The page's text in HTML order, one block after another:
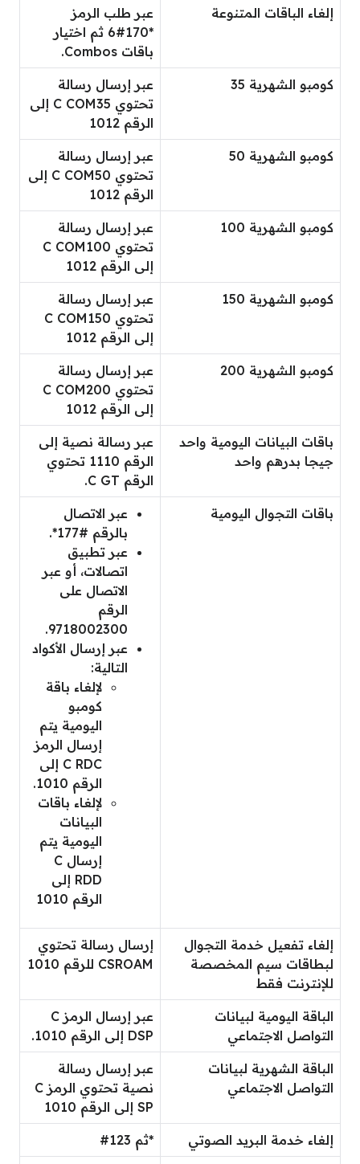
إلغاء الباقات المتنوعة
عبر طلب الرمز
*170#6 ثم اختيار
باقات Combos.
كومبو الشهرية 35
عبر إرسال رسالة
تحتوي C COM35 إلى
الرقم 1012
كومبو الشهرية 50
عبر إرسال رسالة
تحتوي C COM50 إلى
الرقم 1012
كومبو الشهرية 100
عبر إرسال رسالة
تحتوي C COM100
إلى الرقم 1012
كومبو الشهرية 150
عبر إرسال رسالة
تحتوي C COM150
إلى الرقم 1012
كومبو الشهرية 200
عبر إرسال رسالة
تحتوي C COM200
إلى الرقم 1012
باقات البيانات اليومية واحد
جيجا بدرهم واحد
عبر رسالة نصية إلى
الرقم 1110 تحتوي
الرقم C GT.
باقات التجوال اليومية
عبر الاتصال
بالرقم #177*.
عبر تطبيق
اتصالات، أو عبر
الاتصال على
الرقم
9718002300.
عبر إرسال الأكواد
التالية:
لإلغاء باقة
كومبو
اليومية يتم
إرسال الرمز
C RDC إلى
الرقم 1010.
لإلغاء باقات
البيانات
اليومية يتم
إرسال C
RDD إلى
الرقم 1010
إلغاء تفعيل خدمة التجوال
لبطاقات سيم المخصصة
للإنترنت فقط
إرسال رسالة تحتوي
CSROAM للرقم 1010
الباقة اليومية لبيانات
التواصل الاجتماعي
عبر إرسال الرمز C
DSP إلى الرقم 1010.
الباقة الشهرية لبيانات
التواصل الاجتماعي
عبر إرسال رسالة
نصية تحتوي الرمز C
SP إلى الرقم 1010
إلغاء خدمة البريد الصوتي *ثم 123#